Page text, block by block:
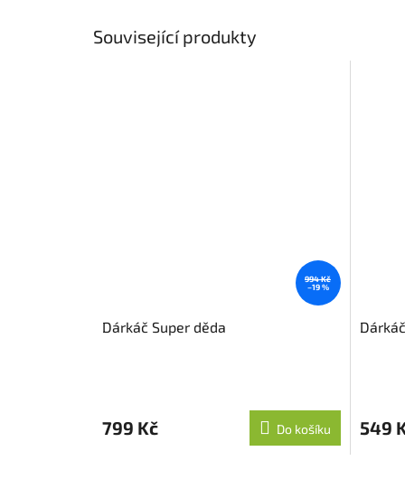
Související produkty
994 Kč
–19 %
Dárkáč Super děda
799 Kč Do košíku 549